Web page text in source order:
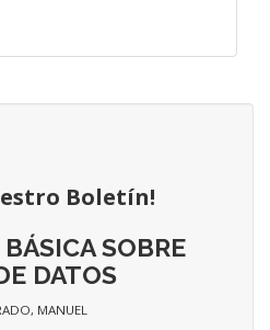
Boletín!
SOBRE
DATOS
MANUEL